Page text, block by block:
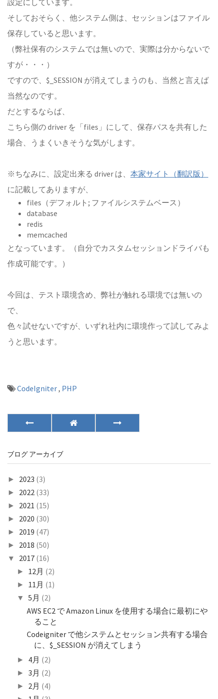
設定にしています。
そしておそらく、他システム側は、セッションはファイル
保存していると思います。
（弊社保有のシステムでは無いので、実際は分からないで
すが・・・）
ですので、$_SESSION が消えてしまうのも、当然と言えば
当然なのです。
だとするならば、
こちら側の driver を「files」にして、保存パスを共有した
場合、うまくいきそうな気がします。
※ちなみに、設定出来る driver は、 本家サイト（翻訳版）
に記載してありますが、
files（デフォルト; ファイルシステムベース）
database
redis
memcached
となっています。（自分でカスタムセッションドライバも
作成可能です。）
今回は、テスト環境含め、弊社が触れる環境では無いの
で、
色々試せないですが、いずれ社内に環境作って試してみよ
うと思います。
CodeIgniter, PHP
ブログ アーカイブ
► 2023 (3)
► 2022 (33)
► 2021 (15)
► 2020 (30)
► 2019 (47)
► 2018 (50)
▼ 2017 (16)
► 12月 (2)
► 11月 (1)
▼5月 (2)
AWS EC2 で Amazon Linux を使用する場合に最初にや
ること
Codeigniter で他システムとセッション共有する場合
に、$_SESSION が消えてしまう
► 4月 (2)
►3月 (2)
► 2月 (4)